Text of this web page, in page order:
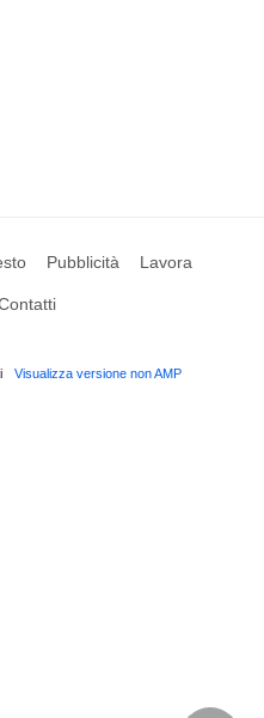
Pubblicità Lavora
Visualizza versione non AMP